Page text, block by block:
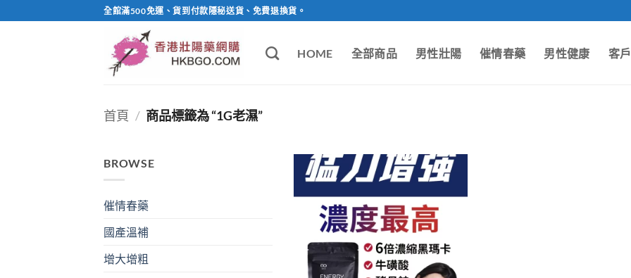
to
全館滿500免運、貨到付款隱秘送貨、免費退換貨。
HOME 全部商品 男性壯陽 催情春藥 男性健康 客
首頁 / 商品標籤為 “1G老濕”
BROWSE
催情春藥
國產溫補
增大增粗